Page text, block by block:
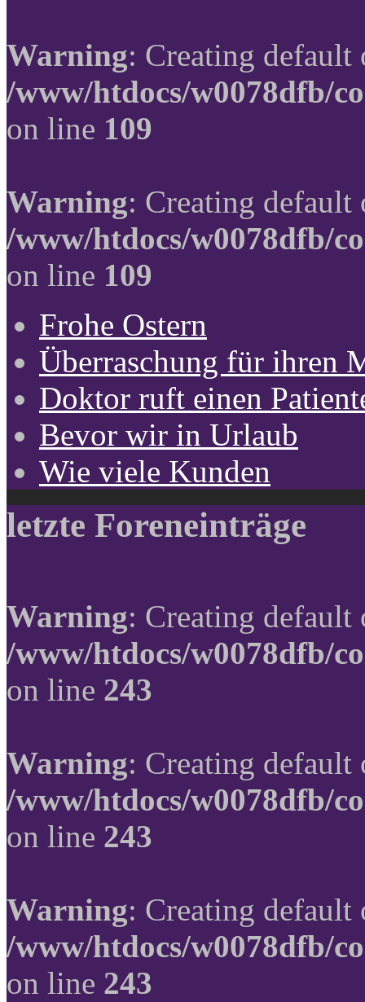
Warning: Creating
/www/htdocs/w0078dfb/
on line 109
Warning: Creating
/www/htdocs/w0078dfb/
on line 109
Frohe Ostern
Überraschung für ihren
Doktor ruft einen
Bevor wir in Urlaub
Wie viele Kunden
letzte Foreneinträge
Warning: Creating
/www/htdocs/w0078dfb/
on line 243
Warning: Creating
/www/htdocs/w0078dfb/
on line 243
Warning: Creating
/www/htdocs/w0078dfb/
on line 243